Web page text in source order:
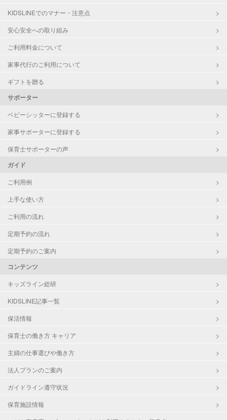
KIDSLINEでのマナー・注意点
安心安全への取り組み
ご利用料金について
家事代行のご利用について
ギフトを贈る
サポーター
ベビーシッターに登録する
家事サポーターに登録する
保育士サポーターの声
ガイド
ご利用例
上手な使い方
ご利用の流れ
定期予約の流れ
定期予約のご案内
コンテンツ
キッズライン総研
KIDSLINE記事一覧
保活情報
保育士の働き方 キャリア
主婦の仕事選びや働き方
法人プランのご案内
ガイドライン遵守状況
保育施設情報